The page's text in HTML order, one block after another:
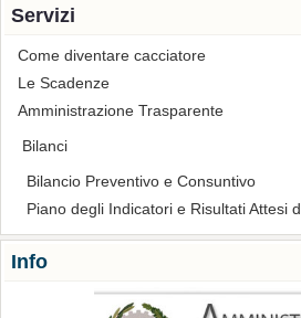
Servizi
Come diventare cacciatore
Le Scadenze
Amministrazione Trasparente
Bilanci
Bilancio Preventivo e Consuntivo
Piano degli Indicatori e Risultati Attesi
Info